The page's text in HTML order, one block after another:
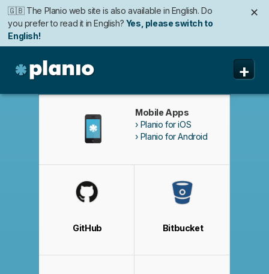
🇬🇧 The Planio web site is also available in English. Do
you prefer to read it in English? Yes, please switch to
English!
✕
Möchten Sie lieber auf Deutsch weiterlesen?
Deutsch wechseln!
✕
+
私たちについて
Mobile Apps
Planio for iOS
Planio for Android
GitHub Bitbucket